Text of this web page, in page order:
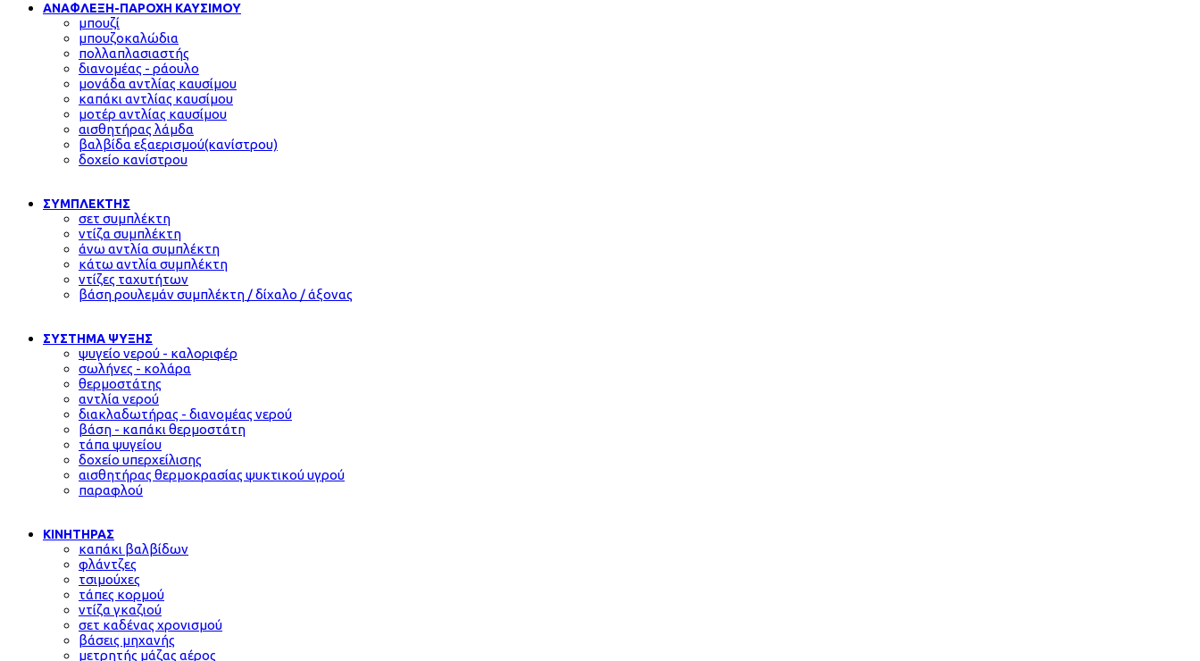
ΑΝΑΦΛΕΞΗ-ΠΑΡΟΧΗ ΚΑΥΣΙΜΟΥ
μπουζί
μπουζοκαλώδια
πολλαπλασιαστής
διανομέας - ράουλο
μονάδα αντλίας καυσίμου
καπάκι αντλίας καυσίμου
μοτέρ αντλίας καυσίμου
αισθητήρας λάμδα
βαλβίδα εξαερισμού(κανίστρου)
δοχείο κανίστρου
ΣΥΜΠΛΕΚΤΗΣ
σετ συμπλέκτη
ντίζα συμπλέκτη
άνω αντλία συμπλέκτη
κάτω αντλία συμπλέκτη
ντίζες ταχυτήτων
βάση ρουλεμάν συμπλέκτη / δίχαλο / άξονας
ΣΥΣΤΗΜΑ ΨΥΞΗΣ
ψυγείο νερού - καλοριφέρ
σωλήνες - κολάρα
θερμοστάτης
αντλία νερού
διακλαδωτήρας - διανομέας νερού
βάση - καπάκι θερμοστάτη
τάπα ψυγείου
δοχείο υπερχείλισης
αισθητήρας θερμοκρασίας ψυκτικού υγρού
παραφλού
ΚΙΝΗΤΗΡΑΣ
καπάκι βαλβίδων
φλάντζες
τσιμούχες
τάπες κορμού
ντίζα γκαζιού
σετ καδένας χρονισμού
βάσεις μηχανής
μετρητής μάζας αέρος